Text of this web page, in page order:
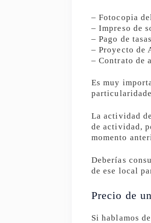
– Fotocopia
– Impreso de
– Pago de
– Proyecto de
– Contrato de
Es muy
La actividad
de actividad,
momento
Deberías
de ese local
Precio de
Si hablamos